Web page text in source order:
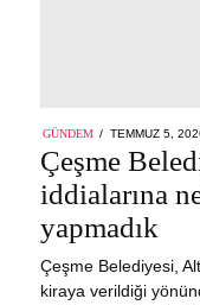
GÜNDEM
POSTED
TEMMUZ 5,
Çeşme
iddialarına
yapmadık
Çeşme Belediyesi,
kiraya verildiği